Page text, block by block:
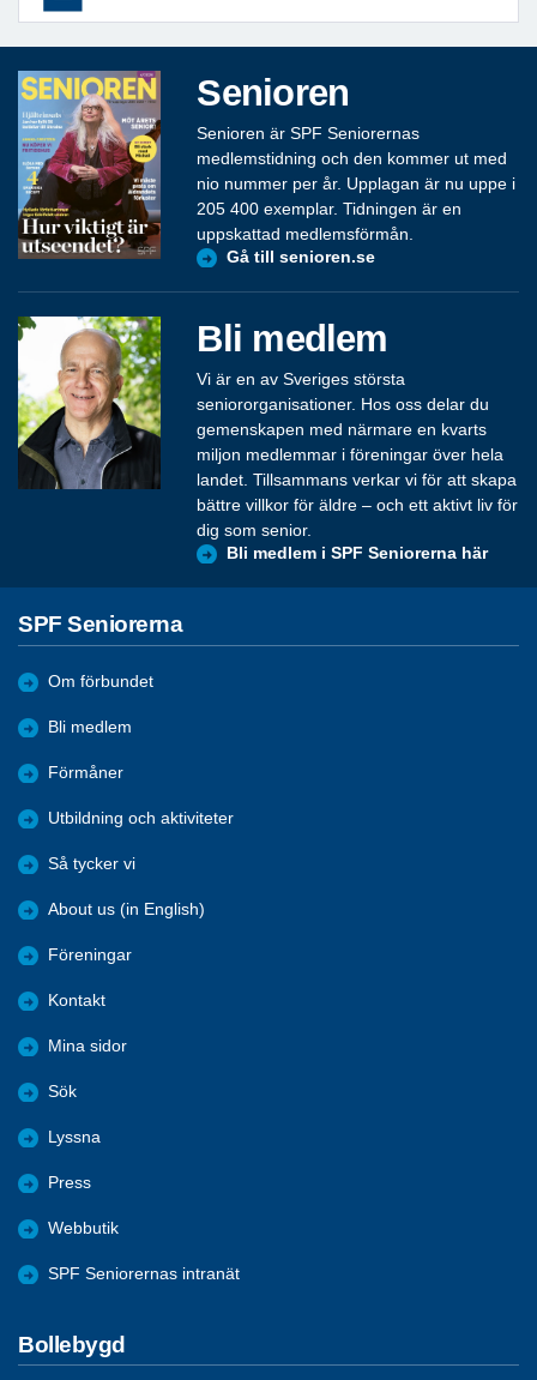
Senioren
Senioren är SPF Seniorernas
medlemstidning och den kommer ut med
nio nummer per år. Upplagan är nu uppe i
205 400 exemplar. Tidningen är en
uppskattad medlemsförmån.
Gå till senioren.se
Bli medlem
Vi är en av Sveriges största
seniororganisationer. Hos oss delar du
gemenskapen med närmare en kvarts
miljon medlemmar i föreningar över hela
landet. Tillsammans verkar vi för att skapa
bättre villkor för äldre – och ett aktivt liv för
dig som senior.
Bli medlem i SPF Seniorerna här
SPF Seniorerna
Om förbundet
Bli medlem
Förmåner
Utbildning och aktiviteter
Så tycker vi
About us (in English)
Föreningar
Kontakt
Mina sidor
Sök
Lyssna
Press
Webbutik
SPF Seniorernas intranät
Bollebygd